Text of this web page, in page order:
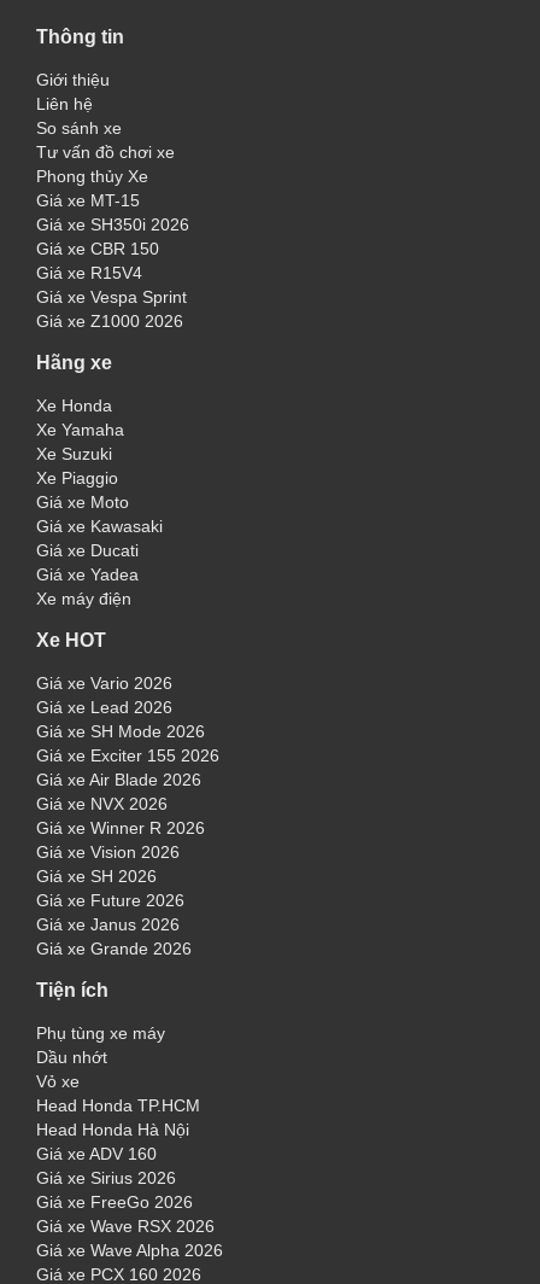
Thông tin
Giới thiệu
Liên hệ
So sánh xe
Tư vấn đồ chơi xe
Phong thủy Xe
Giá xe MT-15
Giá xe SH350i 2026
Giá xe CBR 150
Giá xe R15V4
Giá xe Vespa Sprint
Giá xe Z1000 2026
Hãng xe
Xe Honda
Xe Yamaha
Xe Suzuki
Xe Piaggio
Giá xe Moto
Giá xe Kawasaki
Giá xe Ducati
Giá xe Yadea
Xe máy điện
Xe HOT
Giá xe Vario 2026
Giá xe Lead 2026
Giá xe SH Mode 2026
Giá xe Exciter 155 2026
Giá xe Air Blade 2026
Giá xe NVX 2026
Giá xe Winner R 2026
Giá xe Vision 2026
Giá xe SH 2026
Giá xe Future 2026
Giá xe Janus 2026
Giá xe Grande 2026
Tiện ích
Phụ tùng xe máy
Dầu nhớt
Vỏ xe
Head Honda TP.HCM
Head Honda Hà Nội
Giá xe ADV 160
Giá xe Sirius 2026
Giá xe FreeGo 2026
Giá xe Wave RSX 2026
Giá xe Wave Alpha 2026
Giá xe PCX 160 2026